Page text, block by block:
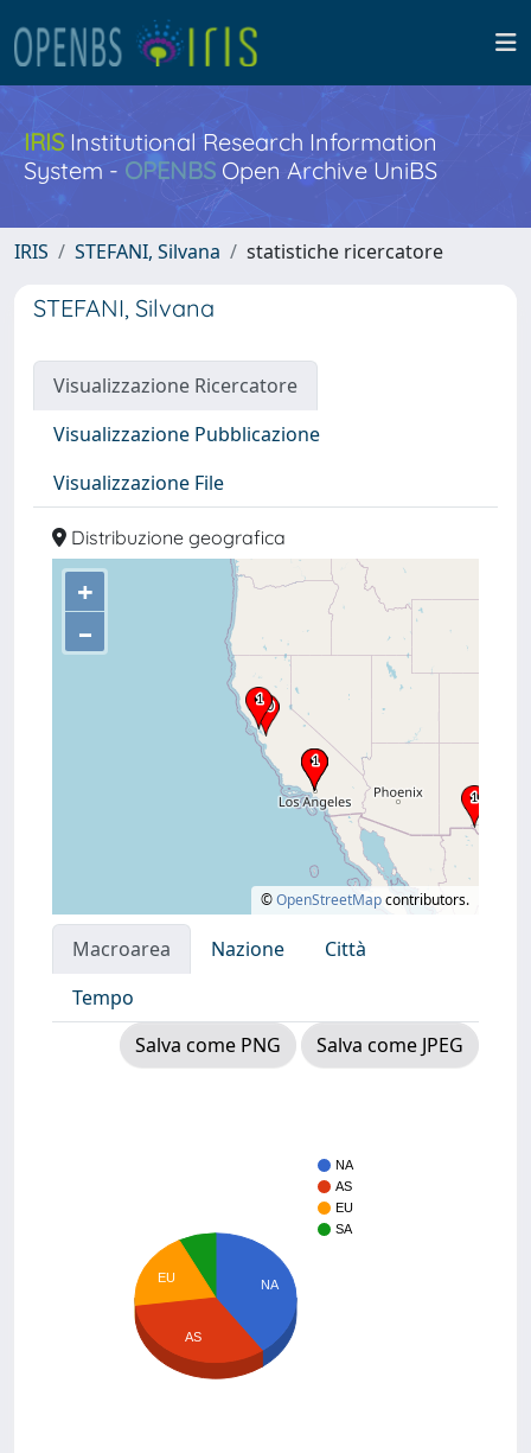
IRISInstitutional Research Information
System - OPENBS Open Archive UniBS
IRIS STEFANI, Silvana statistiche ricercatore
STEFANI, Silvana
Visualizzazione Ricercatore
Visualizzazione Pubblicazione
Visualizzazione File
Distribuzione geografica
+
–
©OpenStreetMapcontributors.
Macroarea Nazione
Città
Tempo
Salva come PNG
Salva come JPEG
NA
AS
EU
SA
NA
EU
AS